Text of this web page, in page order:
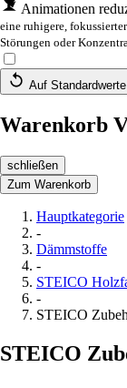
Animationen
eine ruhigere,
Störungen oder
Auf
Warenkorb
schließen
Zum Warenkorb
Hauptkategorie
-
Dämmstoffe
-
STEICO
-
STEICO
STEICO